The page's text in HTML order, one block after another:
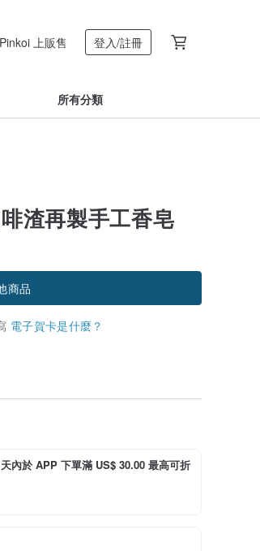
上販售 登入/註冊
所有分類
渣再製手工香皂
商品
電子賀卡是什麼？
內於 APP 下單滿 US$ 30.00 最高可折